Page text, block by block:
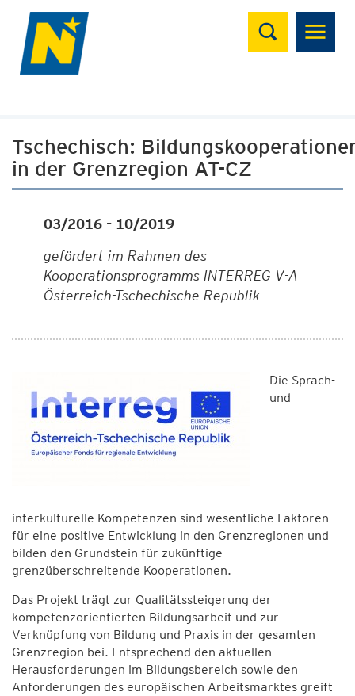
Suchen
Tschechisch:
in der Grenzregion AT-CZ
03/2016 - 10/2019
gefördert im Rahmen des
Kooperationsprogramms INTERREG V-A
Österreich-Tschechische Republik
Die Sprach-
und
interkulturelle Kompetenzen sind wesentliche Faktoren
für eine positive Entwicklung in den Grenzregionen und
bilden den Grundstein für zukünftige
grenzüberschreitende Kooperationen.
Das Projekt trägt zur Qualitätssteigerung der
kompetenzorientierten Bildungsarbeit und zur
Verknüpfung von Bildung und Praxis in der gesamten
Grenzregion bei. Entsprechend den aktuellen
Herausforderungen im Bildungsbereich sowie den
Anforderungen des europäischen Arbeitsmarktes greift